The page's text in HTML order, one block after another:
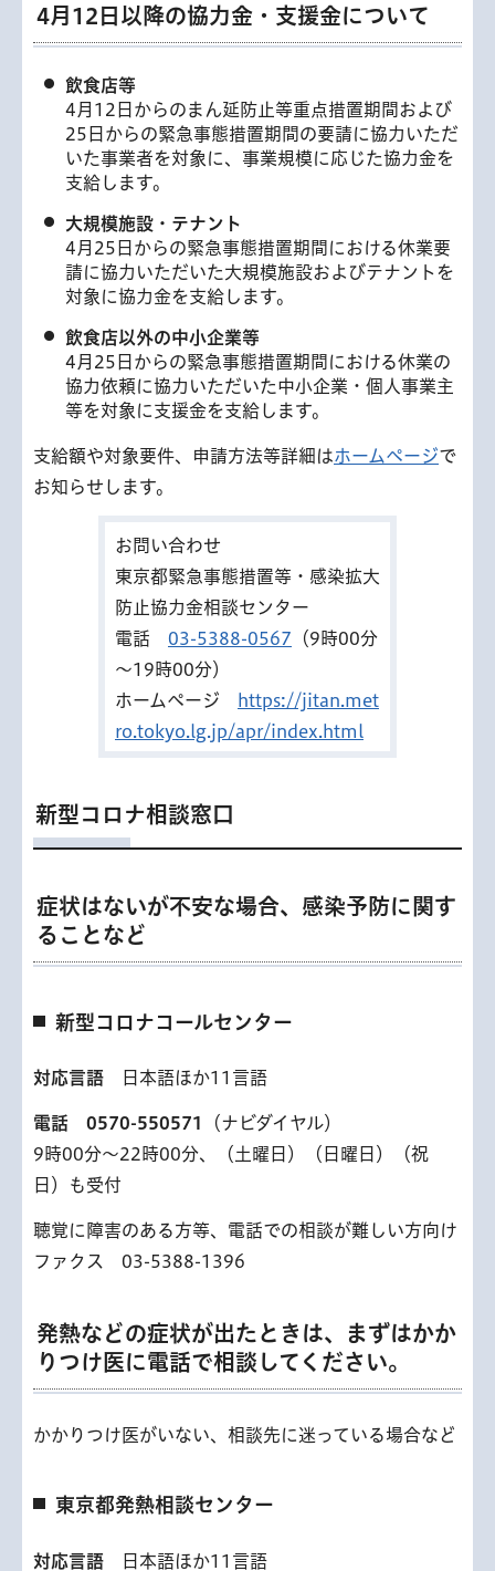
4月12日以降の協力金・支援金について
飲食店等
4月12日からのまん延防止等重点措置期間および
25日からの緊急事態措置期間の要請に協力いただ
いた事業者を対象に、事業規模に応じた協力金を
支給します。
大規模施設・テナント
4月25日からの緊急事態措置期間における休業要
請に協力いただいた大規模施設およびテナントを
対象に協力金を支給します。
飲食店以外の中小企業等
4月25日からの緊急事態措置期間における休業の
協力依頼に協力いただいた中小企業・個人事業主
等を対象に支援金を支給します。
支給額や対象要件、申請方法等詳細はホームページで
お知らせします。
お問い合わせ
東京都緊急事態措置等・感染拡大
防止協力金相談センター
電話 03-5388-0567 （9時00分
～19時00分）
ホームページ
https://jitan.met
ro.tokyo.lg.jp/apr/index.html
新型コロナ相談窓口
症状はないが不安な場合、感染予防に関す
ることなど
新型コロナコールセンター
対応言語 日本語ほか11言語
電話 0570-550571
（ナビダイヤル）
9時00分～22時00分、（土曜日）（日曜日）（祝
日）も受付
聴覚に障害のある方等、電話での相談が難しい方向け
ファクス 03-5388-1396
発熱などの症状が出たときは、まずはかか
りつけ医に電話で相談してください。
かかりつけ医がいない、相談先に迷っている場合など
東京都発熱相談センター
対応言語 日本語ほか11言語